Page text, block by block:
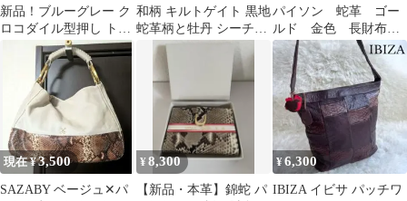
新品！ブルーグレー ク
ロコダイル型押し トー
トバッグFU-SI
FERNALLE
和柄 キルトゲイト 黒地
蛇革柄と牡丹 シーチン
グ はぎれ 生地
パイソン 蛇革 ゴー
ルド 金色 長財布
薄い 軽い ウォレッ
ト 本革 レザー
現在 ¥3,500
SAZABY ベージュ✕パ
¥8,300
【新品・本革】錦蛇 パ
¥6,300
IBIZA イビサ パッチワ